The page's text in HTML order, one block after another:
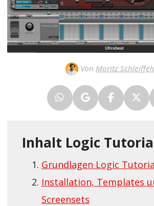
Von Moritz
Inhalt Logic
Grundlagen Logic
Installation, Templates
Screensets